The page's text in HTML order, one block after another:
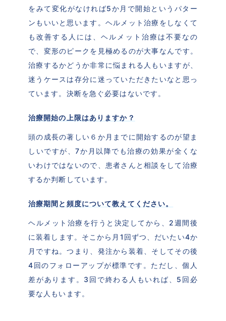
をみて変化がなければ5か月で開始というパター
ンもいいと思います。ヘルメット治療をしなくて
も改善する人には、ヘルメット治療は不要なの
で、変形のピークを見極めるのが大事なんです。
治療するかどうか非常に悩まれる人もいますが、
迷うケースは存分に迷っていただきたいなと思っ
ています。決断を急ぐ必要はないです。
治療開始の上限はありますか？
頭の成長の著しい６か月までに開始するのが望ま
しいですが、7か月以降でも治療の効果が全くな
いわけではないので、患者さんと相談をして治療
するか判断しています。
治療期間と頻度について教えてください。
ヘルメット治療を行うと決定してから、2週間後
に装着します。そこから月1回ずつ、だいたい4か
月ですね。つまり、発注から装着、そしてその後
4回のフォローアップが標準です。ただし、個人
差があります。3回で終わる人もいれば、5回必
要な人もいます。